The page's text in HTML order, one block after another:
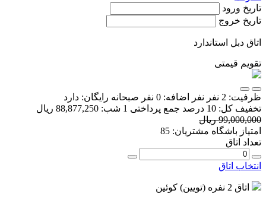
تاریخ ورود
تاریخ خروج
اتاق دبل استاندارد
تقویم قیمتی
ظرفیت: 2 نفر نفر اضافه: 0 نفر صبحانه رایگان: دارد
تخفیف کل: 10 درصد جمع پرداختی 1 شب:
88,877,250 ریال
99,000,000 ریال
امتیاز باشگاه مشتریان: 85
تعداد اتاق
انتخاب اتاق
اتاق 2 نفره (تویین) کوئین